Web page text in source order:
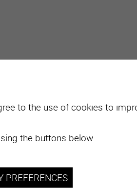
to the use of cookies to
the buttons below.
PREFERENCES